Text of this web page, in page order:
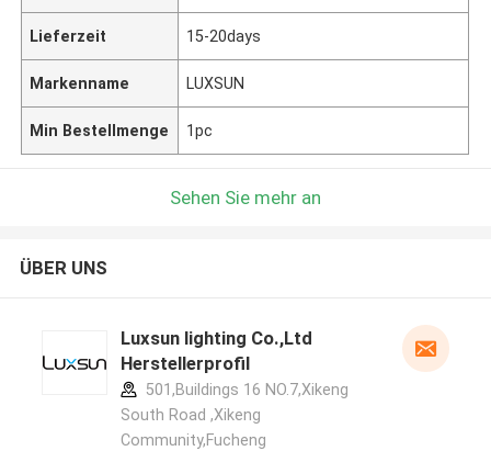
Lieferzeit 15-20days
Markenname LUXSUN
Min Bestellmenge 1pc
Sehen Sie mehr an
ÜBER UNS
Luxsun lighting Co.,Ltd
Herstellerprofil
501,Buildings 16 NO.7,Xikeng
South Road ,Xikeng
Community,Fucheng